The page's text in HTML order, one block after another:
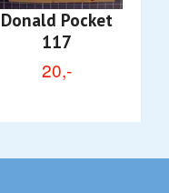
Donald Pocket
117
20,-